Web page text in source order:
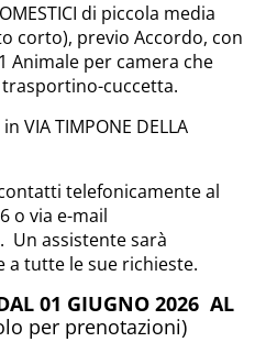
di piccola media
corto), previo Accordo, con
Animale per camera che
cuccetta.
VIA TIMPONE DELLA
telefonicamente al
o via e-mail
. Un assistente sarà
tutte le sue richieste.
01 GIUGNO 2026 AL
per prenotazioni)